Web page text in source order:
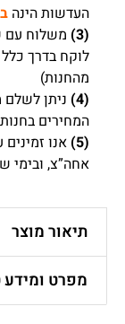
העדשות הינה
(3)
משלוח עם
מהחנות)
(4)
ניתן לשלם
המחירים
(5)
אחה”צ, ובימי
תיאור מוצר
מפרט ומידע